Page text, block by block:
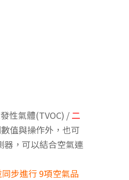
性氣體(TVOC) /二
值與操作外，也可
器，可以結合空氣連
步進行 9項空氣品